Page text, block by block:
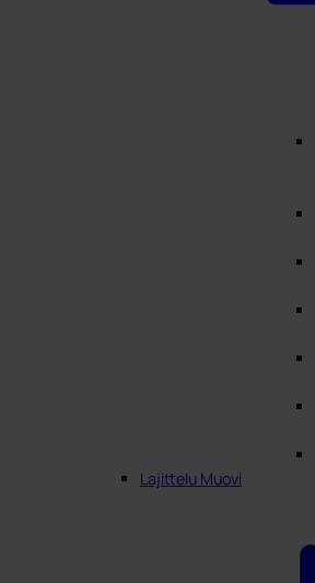
Lajittelu Muovi